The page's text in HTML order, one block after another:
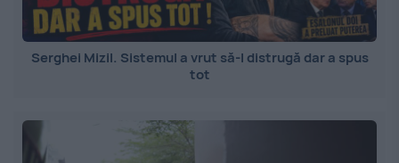
Serghei Mizil. Sistemul a vrut să-l distrugă dar a spus
tot